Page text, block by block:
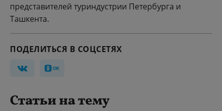
представителей туриндустрии Петербурга и
Ташкента.
ПОДЕЛИТЬСЯ В СОЦСЕТЯХ
Статьи на тему